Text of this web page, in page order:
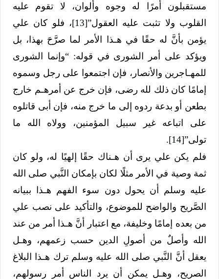
مستقبلون أمرًا له وجوه وألوان، لا تقوم عليه
القلوب ولا تثبت عليه العقول”[13]، فلو كان علي
يؤمن بأنَّ له حقًا في هـذا الأمر لما صرَّحَ بهذا، بل
ويؤكد على أمر الشورى في قوله: “وإنما الشورى
للمهـاجرين والأنصار، فإن اجتمعوا على رجل وسموه
إمامًا كان ذلك لله رضى، فإن خرج عن أمرهـم خارج
بطعن أو بدعة ردوه إلى ما خرج منه، فإن أبى قاتلوه
على اتباعه غير سبيل المؤمنين، وولاه الله ما
تولى”[14]
.
فلم يكن علي يرى أن هـناك حقًا إلهيًا له، ولو كان
ثمة وصية في الأمر مثلًا لكان بإمكان النَّبي صلى الله
عليه وسلم أن يحول دون سوء الفهم هـذا ببيانه
الصَّريح والواضح للموضوع، والتأكيد على نصب علي
من بعده إمامًا وخليفة، مع اعتبار أنَّ هـذا أمر من عند
الله وأصلٌ من أصولِ الدين حسب زعمهم، وهـل
يعقل أنَّ النَّبي صلى الله عليه وسلم ترك هـذا البلاغ
الصريح، وهـل يمكن أن يرد الناس أمر رسولهم،